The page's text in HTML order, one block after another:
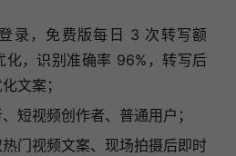
录，免费版每日 3 次转写额
化，识别准确率 96%，转写后
文案；
短视频创作者、普通用户；
门视频文案、现场拍摄后即时